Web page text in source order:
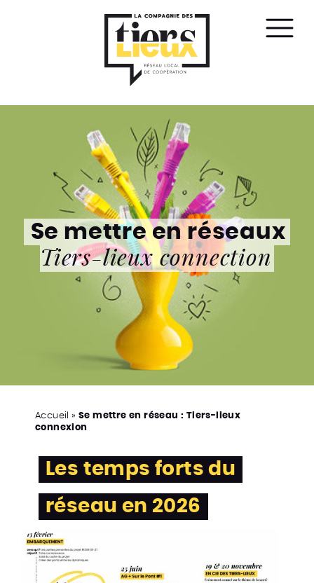
le
Se mettre en réseaux
Tiers-lieux connection
Accueil »Se mettre en réseau : Tiers-lieux
connexion
Les temps forts du
réseau en 2026